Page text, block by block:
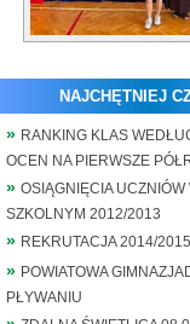
NAJCHĘTNIEJ
RANKING KLAS
OCEN NA PIERWSZE
OSIĄGNIĘCIA UCZNIÓW
SZKOLNYM 2012/2013
REKRUTACJA 2014/2015
POWIATOWA
PŁYWANIU